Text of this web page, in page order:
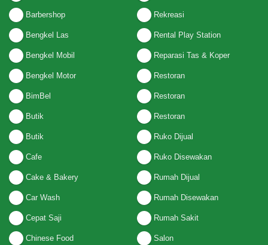
Barbershop
Bengkel Las
Bengkel Mobil
Bengkel Motor
BimBel
Butik
Butik
Cafe
Cake & Bakery
Car Wash
Cepat Saji
Chinese Food
Rekreasi
Rental Play Station
Reparasi Tas & Koper
Restoran
Restoran
Restoran
Ruko Dijual
Ruko Disewakan
Rumah Dijual
Rumah Disewakan
Rumah Sakit
Salon